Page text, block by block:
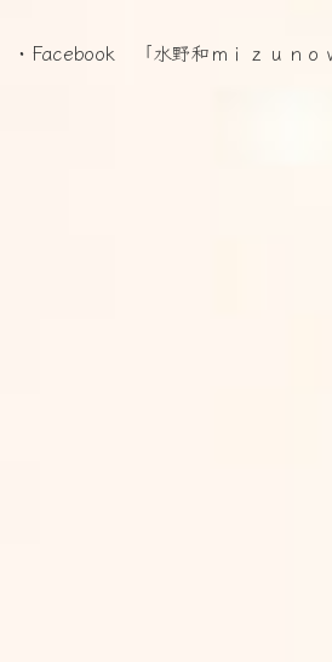
・Facebook 「水野和ｍｉｚｕｎ